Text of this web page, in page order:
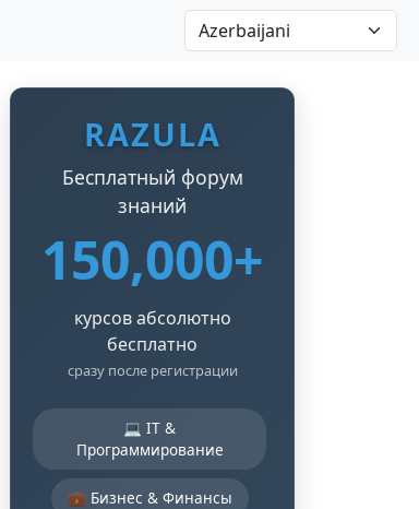
RAZULA
Бесплатный форум
знаний
150,000+
курсов абсолютно
бесплатно
сразу после регистрации
💻 IT &
Программирование
💼 Бизнес & Финансы